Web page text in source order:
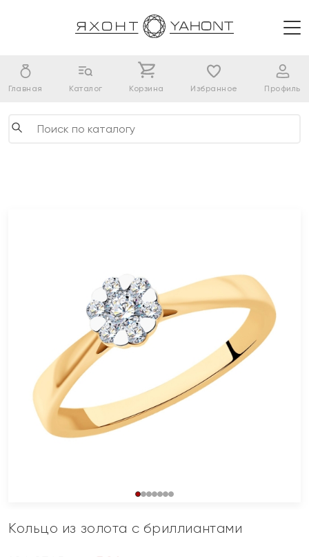
Главная Каталог Корзина Избранное Профиль
Кольцо из золота с бриллиантами